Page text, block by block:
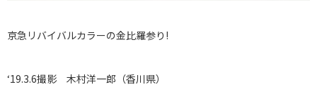
京急リバイバルカラーの金比羅参り!
‘19.3.6撮影 木村洋一郎（香川県）